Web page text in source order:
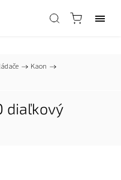
systems.sk
/ Kaon /
diaľkový